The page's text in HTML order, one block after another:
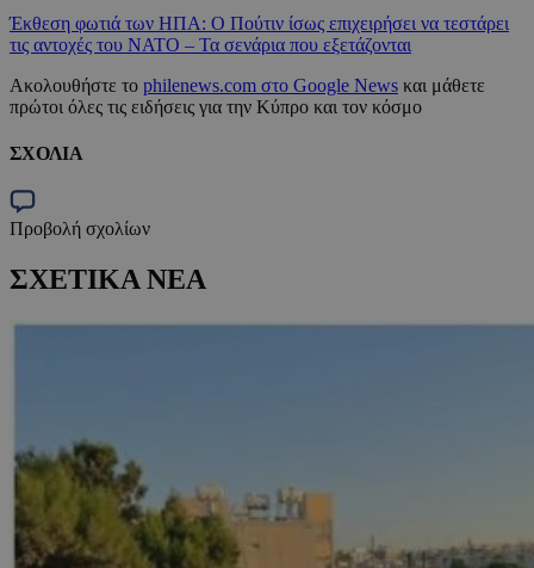
Έκθεση φωτιά των ΗΠΑ: Ο Πούτιν ίσως επιχειρήσει να τεστάρει
τις αντοχές του ΝΑΤΟ – Τα σενάρια που εξετάζονται
Ακολουθήστε το philenews.com στο Google News και μάθετε
πρώτοι όλες τις ειδήσεις για την Κύπρο και τον κόσμο
ΣΧΟΛΙΑ
Προβολή σχολίων
ΣΧΕΤΙΚΑ ΝΕΑ